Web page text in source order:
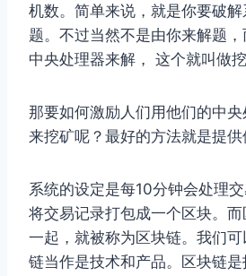
机数。简单来说，就是你要破
题。不过当然不是由你来解题
中央处理器来解， 这个就叫做挖
那要如何激励人们用他们的中
来挖矿呢？最好的方法就是提供
系统的设定是每10分钟会处理
将交易记录打包成一个区块。
一起，就被称为区块链。我们
链当作是技术和产品。区块链